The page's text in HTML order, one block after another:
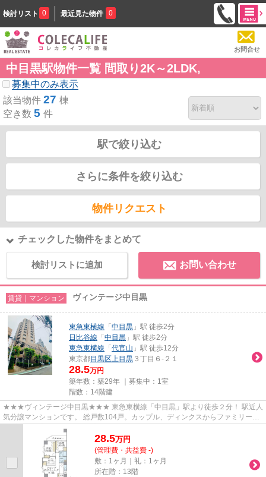
検討リスト 0 最近見た物件 0
お問合せ
中目黒駅物件一覧 間取り2K～2LDK,
募集中のみ表示
該当物件 27 棟
空き数 5 件
駅で絞り込む
さらに条件を絞り込む
物件リクエスト
チェックした物件をまとめて
検討リストに追加 お問い合わせ
賃貸｜マンション ヴィンテージ中目黒
東急東横線 「 中目黒 」駅 徒歩2分
日比谷線 「 中目黒 」駅 徒歩2分
東急東横線 「 代官山 」駅 徒歩12分
東京都目黒区上目黒 ３丁目６-２１
28.5万円
築年数：築29年 ｜募集中： 1室
階数：14階建
★★★ヴィンテージ中目黒★★★ 東急東横線「中目黒」駅より徒歩２分！ 駅近人
気分譲マンションです。 総戸数104戸。カップル、ディンクスからファミリータ
イプまで幅広くお部屋タイプがあ...
28.5万円
(管理費・共益費 -)
敷：1ヶ月｜礼：1ヶ月
所在階：13階